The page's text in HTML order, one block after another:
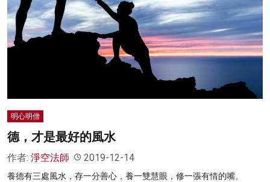
影片
名家榜
明心明僧
德，才是最好的風水
作者: 淨空法師 2019-12-14
養德有三處風水，存一分善心，養一雙慧眼，修一張有情的嘴。